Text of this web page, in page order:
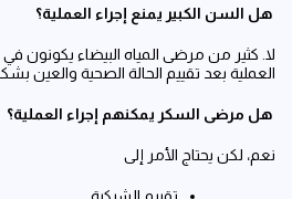
هل السن الكبير يمنع إجراء العملية؟
لا. كثير من مرضى المياه البيضاء يكونون في
العملية بعد تقييم الحالة الصحية والعين
هل مرضى السكر يمكنهم إجراء العملية؟
نعم، لكن يحتاج الأمر إلى